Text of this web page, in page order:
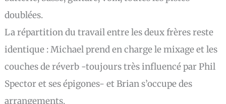
doublées.
La répartition du travail entre les deux frères reste
identique : Michael prend en charge le mixage et les
couches de réverb -toujours très influencé par Phil
Spector et ses épigones- et Brian s’occupe des
arrangements.